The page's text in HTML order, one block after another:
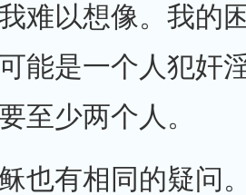
难以想像。我的
能是一个人犯奸
至少两个人。
也有相同的疑问